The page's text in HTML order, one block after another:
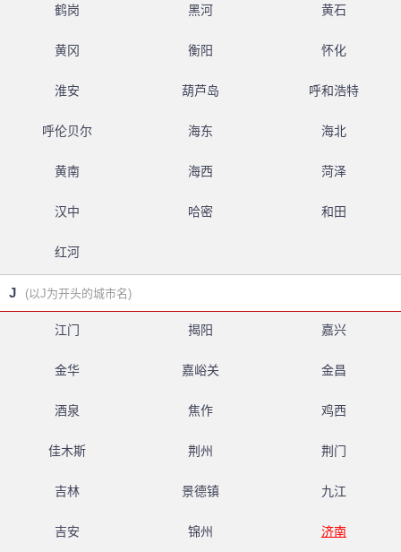
鹤岗 黑河 黄石
黄冈 衡阳 怀化
淮安 葫芦岛 呼和浩特
呼伦贝尔 海东 海北
黄南 海西 菏泽
汉中 哈密 和田
红河
J (以J为开头的城市名)
江门 揭阳 嘉兴
金华 嘉峪关 金昌
酒泉 焦作 鸡西
佳木斯 荆州 荆门
吉林 景德镇 九江
吉安 锦州 济南